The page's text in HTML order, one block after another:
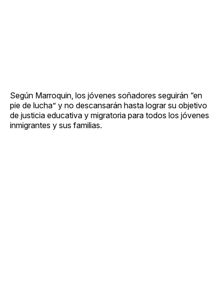
Según Marroquin, los jóvenes soñadores seguirán “en
pie de lucha” y no descansarán hasta lograr su objetivo
de justicia educativa y migratoria para todos los jóvenes
inmigrantes y sus familias.